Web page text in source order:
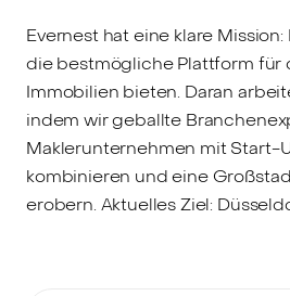
Evernest hat eine klare
die bestmögliche Plattform für
Immobilien bieten. Daran
indem wir geballte
Maklerunternehmen mit Start-
kombinieren und eine
erobern. Aktuelles Ziel: